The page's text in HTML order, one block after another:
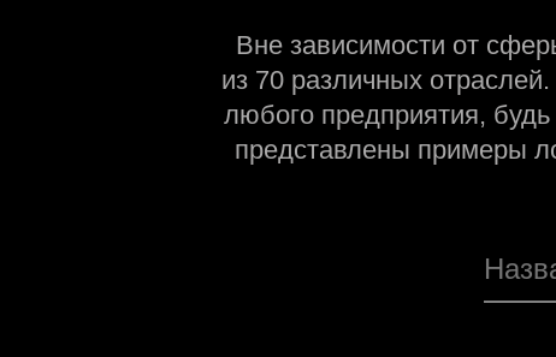
Вне зависимости от
из 70 различных
любого предприятия,
представлены примеры